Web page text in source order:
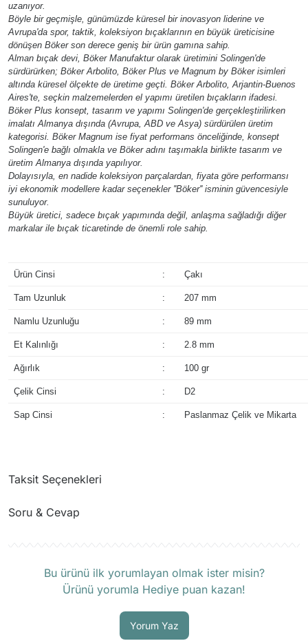
uzanıyor.
Böyle bir geçmişle, günümüzde küresel bir inovasyon liderine ve
Avrupa'da spor, taktik, koleksiyon bıçaklarının en büyük üreticisine
dönüşen Böker son derece geniş bir ürün gamına sahip.
Alman bıçak devi, Böker Manufaktur olarak üretimini Solingen'de
sürdürürken; Böker Arbolito, Böker Plus ve Magnum by Böker isimleri
altında küresel ölçekte de üretime geçti. Böker Arbolito, Arjantin-Buenos
Aires'te, seçkin malzemelerden el yapımı üretilen bıçakların ifadesi.
Böker Plus konsept, tasarım ve yapımı Solingen'de gerçekleştirilirken
imalatı Almanya dışında (Avrupa, ABD ve Asya) sürdürülen üretim
kategorisi. Böker Magnum ise fiyat performans önceliğinde, konsept
Solingen'e bağlı olmakla ve Böker adını taşımakla birlikte tasarım ve
üretim Almanya dışında yapılıyor.
Dolayısıyla, en nadide koleksiyon parçalardan, fiyata göre performansı
iyi ekonomik modellere kadar seçenekler ''Böker'' isminin güvencesiyle
sunuluyor.
Büyük üretici, sadece bıçak yapımında değil, anlaşma sağladığı diğer
markalar ile bıçak ticaretinde de önemli role sahip.
Ürün Cinsi : Çakı
Tam Uzunluk : 207 mm
Namlu Uzunluğu : 89 mm
Et Kalınlığı : 2.8 mm
Ağırlık : 100 gr
Çelik Cinsi : D2
Sap Cinsi : Paslanmaz Çelik ve Mikarta
Taksit Seçenekleri
Soru & Cevap
Bu ürünü ilk yorumlayan olmak ister misin?
Ürünü yorumla Hediye puan kazan!
Yorum Yaz